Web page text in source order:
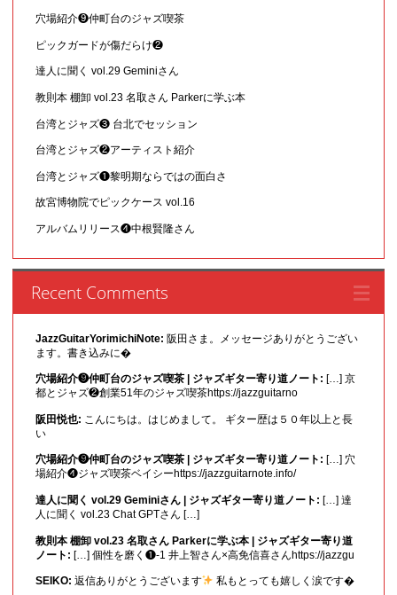
穴場紹介❾仲町台のジャズ喫茶
ピックガードが傷だらけ❷
達人に聞く vol.29 Geminiさん
教則本 棚卸 vol.23 名取さん Parkerに学ぶ本
台湾とジャズ❸ 台北でセッション
台湾とジャズ❷アーティスト紹介
台湾とジャズ❶黎明期ならではの面白さ
故宮博物院でピックケース vol.16
アルバムリリース❹中根賢隆さん
Recent Comments
JazzGuitarYorimichiNote: 阪田さま。メッセージありがとうござい
ます。書き込みに�
穴場紹介❾仲町台のジャズ喫茶 | ジャズギター寄り道ノート: […] 京
都とジャズ❷創業51年のジャズ喫茶https://jazzguitarno
阪田悦也: こんにちは。はじめまして。 ギター歴は５０年以上と長
い
穴場紹介❾仲町台のジャズ喫茶 | ジャズギター寄り道ノート: […] 穴
場紹介❹ジャズ喫茶ベイシーhttps://jazzguitarnote.info/
達人に聞く vol.29 Geminiさん | ジャズギター寄り道ノート: […] 達
人に聞く vol.23 Chat GPTさん […]
教則本 棚卸 vol.23 名取さん Parkerに学ぶ本 | ジャズギター寄り道
ノート: […] 個性を磨く❶-1 井上智さん×高免信喜さんhttps://jazzgu
SEIKO: 返信ありがとうございます 私もとっても嬉しく涙です�